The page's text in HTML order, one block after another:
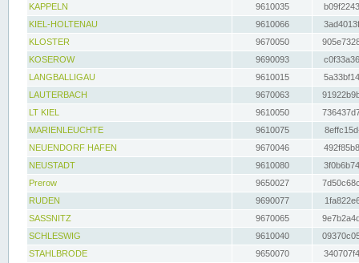
KAPPELN
9610035
KIEL-HOLTENAU
9610066
KLOSTER
9670050
KOSEROW
9690093
LANGBALLIGAU
9610015
LAUTERBACH
9670063
LT KIEL
9610050
MARIENLEUCHTE
9610075
NEUENDORF HAFEN
9670046
NEUSTADT
9610080
Prerow
9650027
RUDEN
9690077
SASSNITZ
9670065
SCHLESWIG
9610040
STAHLBRODE
9650070